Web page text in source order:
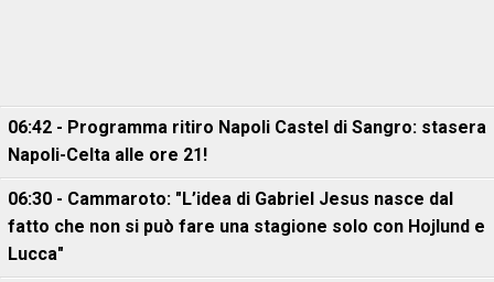
06:42 - Programma ritiro Napoli Castel di Sangro: stasera
Napoli-Celta alle ore 21!
06:30 - Cammaroto: "L’idea di Gabriel Jesus nasce dal
fatto che non si può fare una stagione solo con Hojlund e
Lucca"